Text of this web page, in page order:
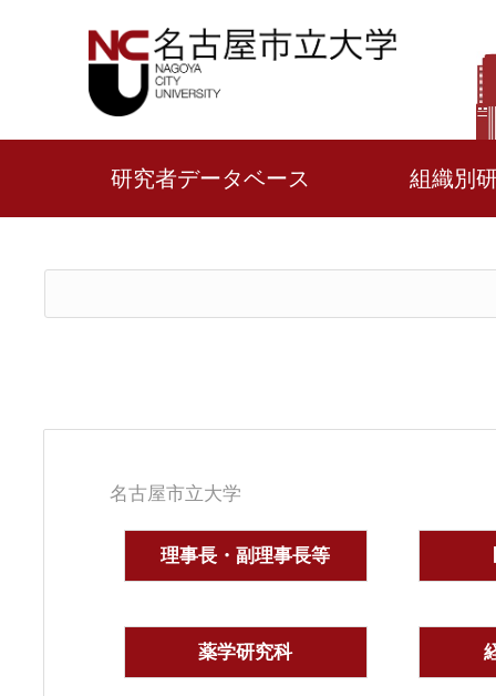
研究者データベース 組織別
名古屋市立大学
理事長・副理事長等
薬学研究科